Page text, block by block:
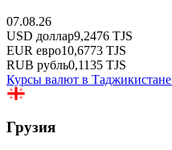
07.08.26
USD доллар9,2476 TJS
EUR евро10,6773 TJS
RUB рубль0,1135 TJS
Курсы валют в Таджикистане
Грузия